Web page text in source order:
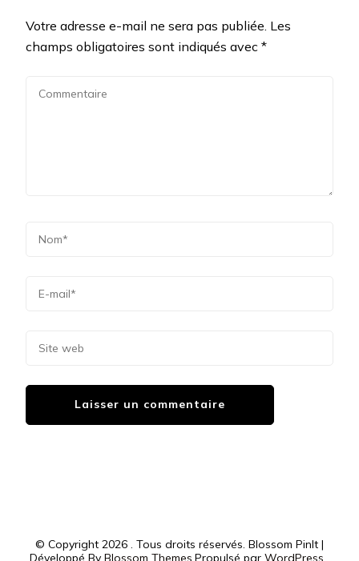
Votre adresse e-mail ne sera pas publiée. Les
champs obligatoires sont indiqués avec *
© Copyright 2026 . Tous droits réservés. Blossom PinIt |
Développé By Blossom Themes .Propulsé par WordPress